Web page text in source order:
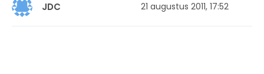
JDC 21 augustus 2011, 17:52